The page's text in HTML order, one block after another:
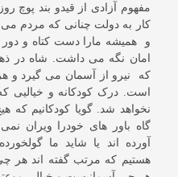
مفهوم آزادی از قیدو بند پوچ
کار به دولت چنانی که مردم
و همیشه مارا دست کتاه و دور
امان نگه می داشت. شاه در
که نیرو از آسمان می گیرد و
است. درک کودکانه و خیالیی
نخواهد شد. گویا کودکانیم که
گاه باور های خودرا ویران
آورده اند یا شاید ما
هستیم که مرتب گفته اند هر